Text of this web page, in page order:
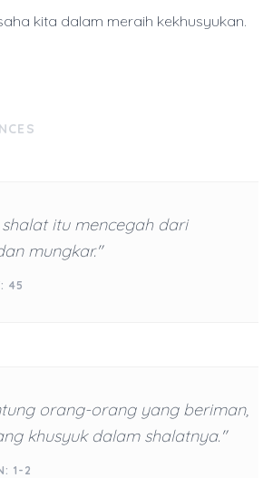
kita dalam meraih kekhusyukan.
itu mencegah dari
mungkar."
45
orang-orang yang beriman,
khusyuk dalam shalatnya."
1-2